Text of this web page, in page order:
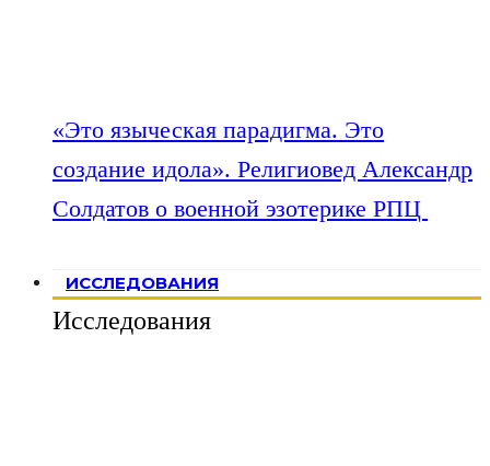
«Это языческая парадигма. Это
создание идола». Религиовед Александр
Солдатов о военной эзотерике РПЦ
ИССЛЕДОВАНИЯ
Исследования